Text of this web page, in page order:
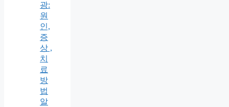
광:
원
인,
증
상 ,
치
료
방
법
알